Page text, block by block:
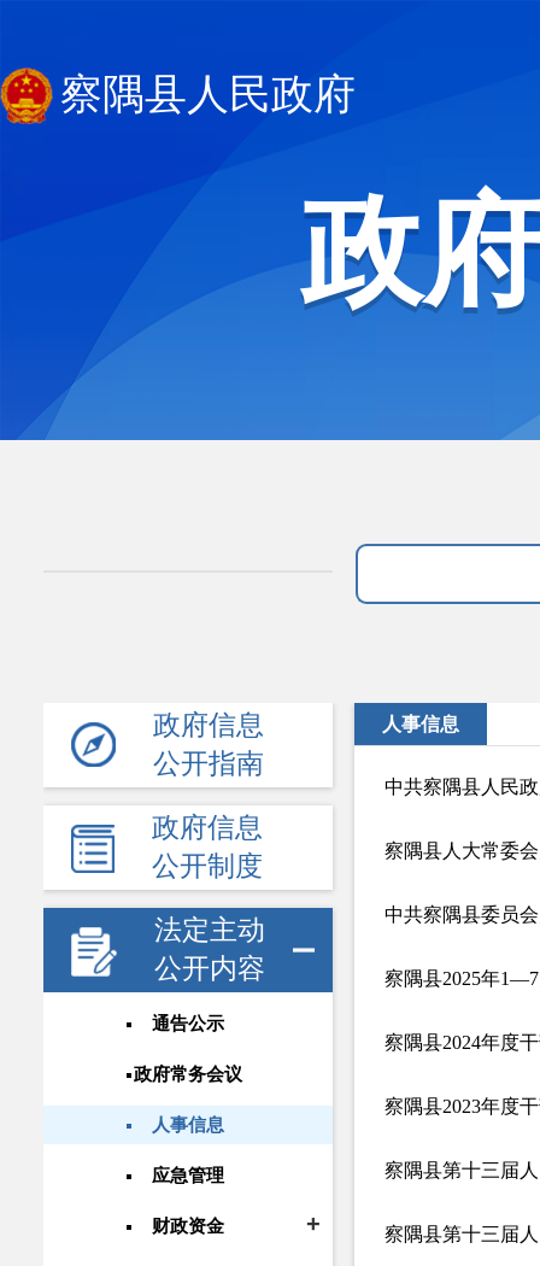
察隅县人民政府
政
政府信息
公开指南
政府信息
公开制度
法定主动
公开内容
通告公示
政府常务会议
人事信息
应急管理
财政资金
人事信息
中共察隅县人民
察隅县人大常委
中共察隅县委员
察隅县2025年
察隅县2024年度
察隅县2023年度
察隅县第十三届
察隅县第十三届